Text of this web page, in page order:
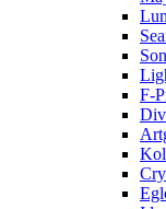
F-